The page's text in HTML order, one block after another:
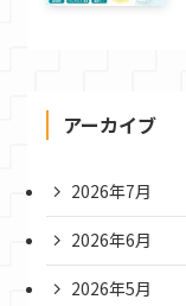
アーカイブ
2026年7月
2026年6月
2026年5月